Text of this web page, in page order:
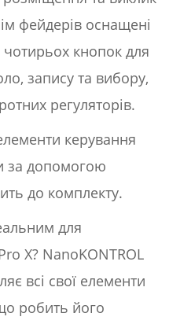
фейдерів оснащені
кнопок для
запису та вибору,
регуляторів.
керування
за допомогою
до комплекту.
для
X? NanoKONTROL
всі свої елементи
робить його